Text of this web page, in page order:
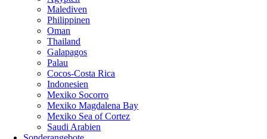
Malediven
Philippinen
Oman
Thailand
Galapagos
Palau
Cocos-Costa Rica
Indonesien
Mexiko Socorro
Mexiko Magdalena Bay
Mexiko Sea of Cortez
Saudi Arabien